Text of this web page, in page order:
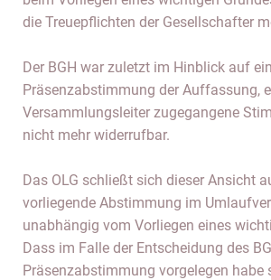
die Treuepflichten der Gesellschafter
Der BGH war zuletzt im Hinblick auf
Präsenzabstimmung der Auffassung,
Versammlungsleiter zugegangene
nicht mehr widerrufbar.
Das OLG schließt sich dieser Ansicht
vorliegende Abstimmung im
unabhängig vom Vorliegen eines
Dass im Falle der Entscheidung des
Präsenzabstimmung vorgelegen habe